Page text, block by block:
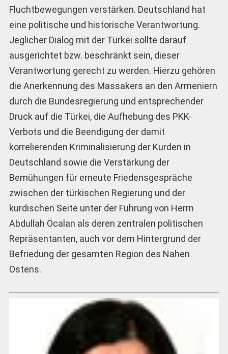
Fluchtbewegungen verstärken. Deutschland hat
eine politische und historische Verantwortung.
Jeglicher Dialog mit der Türkei sollte darauf
ausgerichtet bzw. beschränkt sein, dieser
Verantwortung gerecht zu werden. Hierzu gehören
die Anerkennung des Massakers an den Armeniern
durch die Bundesregierung und entsprechender
Druck auf die Türkei, die Aufhebung des PKK-
Verbots und die Beendigung der damit
korrelierenden Kriminalisierung der Kurden in
Deutschland sowie die Verstärkung der
Bemühungen für erneute Friedensgespräche
zwischen der türkischen Regierung und der
kurdischen Seite unter der Führung von Herrn
Abdullah Öcalan als deren zentralen politischen
Repräsentanten, auch vor dem Hintergrund der
Befriedung der gesamten Region des Nahen
Ostens.